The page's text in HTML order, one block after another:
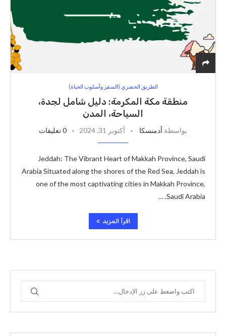
الطريق الحضري (السفر وأسلوب الحياة)
منطقة مكة المكرمة: دليل شامل لجدة،
السياحة، المدن
بواسطة أدمنسكا أكتوبر 31, 2024 0 تعليقات
Jeddah: The Vibrant Heart of Makkah Province, Saudi
Arabia Situated along the shores of the Red Sea, Jeddah is
one of the most captivating cities in Makkah Province,
Saudi Arabia. …
اقرأ المزيد